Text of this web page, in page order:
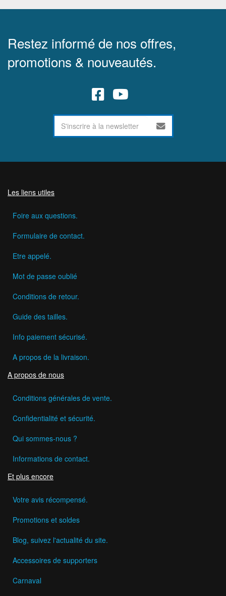
Restez informé de nos offres,
promotions & nouveautés.
Les liens utiles
Foire aux questions.
Formulaire de contact.
Etre appelé.
Mot de passe oublié
Conditions de retour.
Guide des tailles.
Info paiement sécurisé.
A propos de la livraison.
A propos de nous
Conditions générales de vente.
Confidentialité et sécurité.
Qui sommes-nous ?
Informations de contact.
Et plus encore
Votre avis récompensé.
Promotions et soldes
Blog, suivez l'actualité du site.
Accessoires de supporters
Carnaval